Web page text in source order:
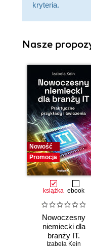
kryteria.
Nasze
Nowość
Promocja
książka ebook
Nowoczesny
niemiecki dla
branży IT.
Praktyczne
Izabela Kein